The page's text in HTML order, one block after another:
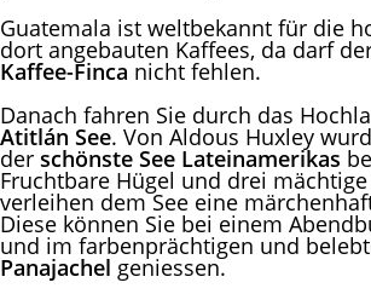
Guatemala ist weltbekannt für die
dort angebauten Kaffees, da darf
Kaffee-Finca nicht fehlen.
Danach fahren Sie durch das
Atitlán See. Von Aldous Huxley
der schönste See Lateinamerikas
Fruchtbare Hügel und drei
verleihen dem See eine
Diese können Sie bei einem
und im farbenprächtigen und
Panajachel geniessen.